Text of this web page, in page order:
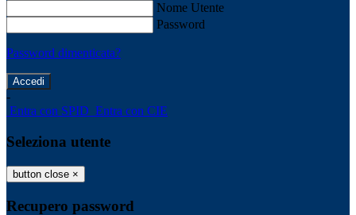
Nome Utente
Password
Password dimenticata?
-
Entra con SPID Entra con CIE
Seleziona utente
button close ×
Recupero password